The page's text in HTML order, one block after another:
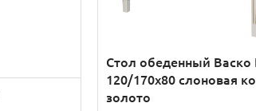
Стол обеденный Васко
120/170х80 слоновая
золото